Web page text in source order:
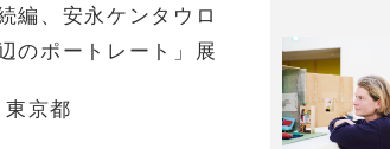
編、安永ケンタウロ
のポートレート」展
東京都